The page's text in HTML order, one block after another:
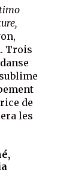
Trois
de
les